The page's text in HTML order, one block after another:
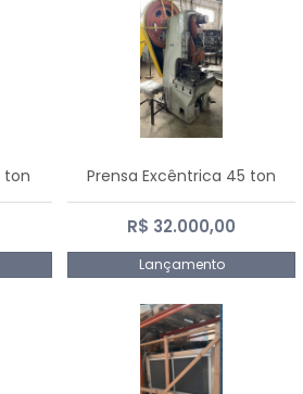
ton Prensa Excêntrica 45 ton
R$ 32.000,00
Lançamento